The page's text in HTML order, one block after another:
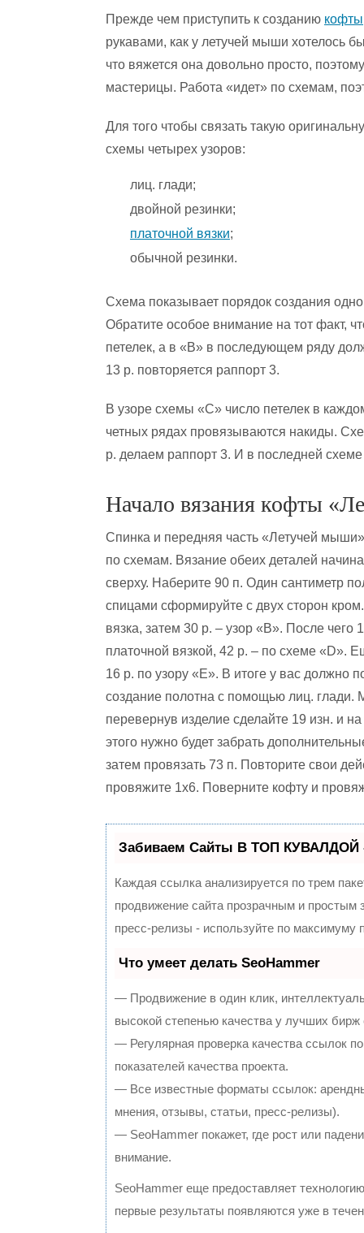
Прежде чем приступить к созданию кофты
рукавами, как у летучей мыши хотелось
что вяжется она довольно просто,
мастерицы. Работа «идет» по схемам,
Для того чтобы связать такую
схемы четырех узоров:
лиц. глади;
двойной резинки;
платочной вязки;
обычной резинки.
Схема показывает порядок создания
Обратите особое внимание на тот факт,
петелек, а в «В» в последующем ряду
13 р. повторяется раппорт 3.
В узоре схемы «С» число петелек в
четных рядах провязываются накиды.
р. делаем раппорт 3. И в последней
Начало вязания кофты
Спинка и передняя часть «Летучей
по схемам. Вязание обеих деталей
сверху. Наберите 90 п. Один сантиметр
спицами сформируйте с двух сторон
вязка, затем 30 р. – узор «В». После
платочной вязкой, 42 р. – по схеме «D».
16 р. по узору «Е». В итоге у вас должно
создание полотна с помощью лиц. глади.
перевернув изделие сделайте 19 изн. и
этого нужно будет забрать
затем провязать 73 п. Повторите свои
провяжите 1х6. Поверните кофту и
Забиваем Сайты В ТОП КУВАЛДОЙ -
Каждая ссылка анализируется по трем
продвижение сайта прозрачным и
пресс-релизы - используйте по
Что умеет делать SeoHammer
— Продвижение в один клик,
высокой степенью качества у лучших бирж
— Регулярная проверка качества ссылок
показателей качества проекта.
— Все известные форматы ссылок:
мнения, отзывы, статьи, пресс-релизы).
— SeoHammer покажет, где рост или
внимание.
SeoHammer еще предоставляет
первые результаты появляются уже в